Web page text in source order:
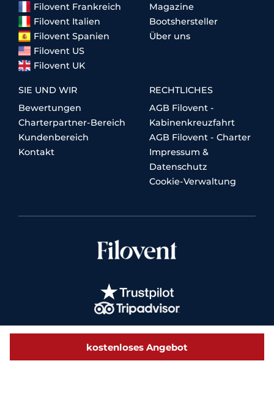
kostenloses Angebot
Filovent Frankreich
Filovent Italien
Filovent Spanien
Filovent US
Filovent UK
Magazine
Bootshersteller
Über uns
SIE UND WIR
Bewertungen
Charterpartner-Bereich
Kundenbereich
Kontakt
RECHTLICHES
AGB Filovent -
Kabinenkreuzfahrt
AGB Filovent - Charter
Impressum &
Datenschutz
Cookie-Verwaltung
© 2026 Filovent